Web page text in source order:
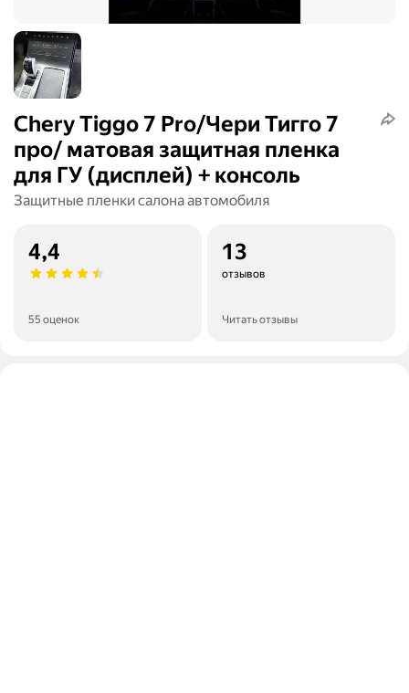
Chery Tiggo 7 Pro/Чери Тигго 7
про/ матовая защитная пленка
для ГУ (дисплей) + консоль
Защитные пленки салона автомобиля
4,4
55 оценок
13
отзывов
Читать отзывы